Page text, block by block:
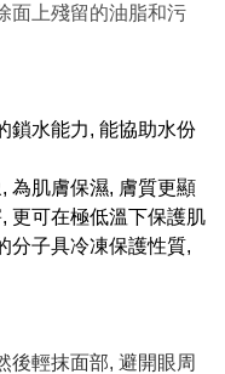
面上殘留的油脂和污
鎖水能力, 能協助水份
為肌膚保濕, 膚質更顯
更可在極低溫下保護肌
分子具冷凍保護性質,
後輕抹面部, 避開眼周